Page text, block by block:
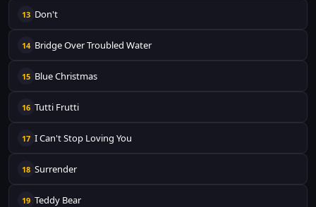
13 Don't
14 Bridge Over Troubled Water
15 Blue Christmas
16 Tutti Frutti
17 I Can't Stop Loving You
18 Surrender
19 Teddy Bear